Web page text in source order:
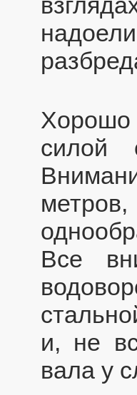
Хорошо
силой
Все
и, не
вала у